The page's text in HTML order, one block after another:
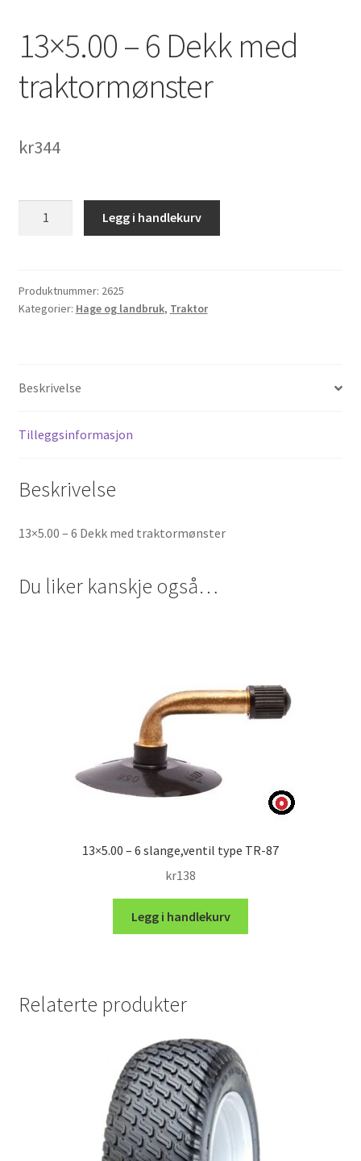
13×5.00 – 6 Dekk med
traktormønster
kr344
med
traktormønster
Legg i handlekurv
Produktnummer: 2625
Kategorier: Hage og landbruk, Traktor
Beskrivelse
Tilleggsinformasjon
Beskrivelse
13×5.00 – 6 Dekk med traktormønster
Du liker kanskje også…
13×5.00 – 6 slange,ventil type TR-87
kr138
Legg i handlekurv
Relaterte produkter